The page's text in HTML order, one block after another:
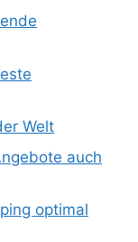
Welt
auch
optimal